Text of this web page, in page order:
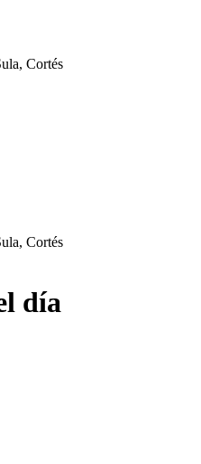
Cortés
Cortés
día